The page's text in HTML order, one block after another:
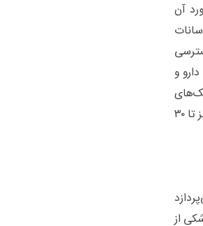
آن
و
زیادی کرده‌اند. خدا را شکر داروها تحت پوشش بیمه‌اند و حتی داروهای خارجی نیز تا ۳۰
از